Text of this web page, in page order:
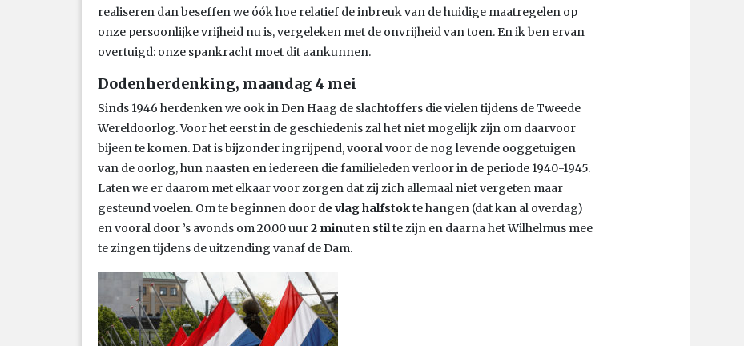
realiseren dan beseffen we óók hoe relatief de inbreuk van de huidige maatregelen op
onze persoonlijke vrijheid nu is, vergeleken met de onvrijheid van toen. En ik ben ervan
overtuigd: onze spankracht moet dit aankunnen.
Dodenherdenking, maandag 4 mei
Sinds 1946 herdenken we ook in Den Haag de slachtoffers die vielen tijdens de Tweede
Wereldoorlog. Voor het eerst in de geschiedenis zal het niet mogelijk zijn om daarvoor
bijeen te komen. Dat is bijzonder ingrijpend, vooral voor de nog levende ooggetuigen
van de oorlog, hun naasten en iedereen die familieleden verloor in de periode 1940-1945.
Laten we er daarom met elkaar voor zorgen dat zij zich allemaal niet vergeten maar
gesteund voelen. Om te beginnen door de vlag halfstokte hangen (dat kan al overdag)
en vooral door ’s avonds om 20.00 uur2 minuten stilte zijn en daarna het Wilhelmus mee
te zingen tijdens de uitzending vanaf de Dam.